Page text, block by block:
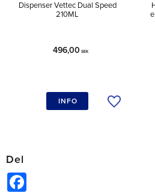
Dispenser Vettec Dual Speed
210ML
496,00 SEK
Tilføj til
INFO
Del